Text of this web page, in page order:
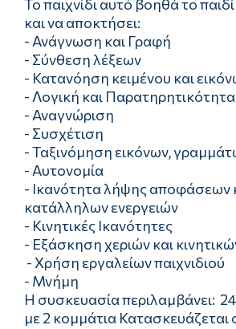
Το παιχνίδι αυτό βοηθά το
και να αποκτήσει:
- Ανάγνωση και Γραφή
- Σύνθεση λέξεων
- Κατανόηση κειμένου και
- Λογική και Παρατηρητικότητα
- Αναγνώριση
- Συσχέτιση
- Ταξινόμηση εικόνων,
- Αυτονομία
- Ικανότητα λήψης αποφάσεων
κατάλληλων ενεργειών
- Κινητικές Ικανότητες
- Εξάσκηση χεριών και
- Χρήση εργαλείων παιχνιδιού
- Μνήμη
Η συσκευασία περιλαμβάνει:
με 2 κομμάτια Κατασκευάζεται